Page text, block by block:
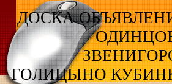
ДОСКА
ГОЛИЦЫНО